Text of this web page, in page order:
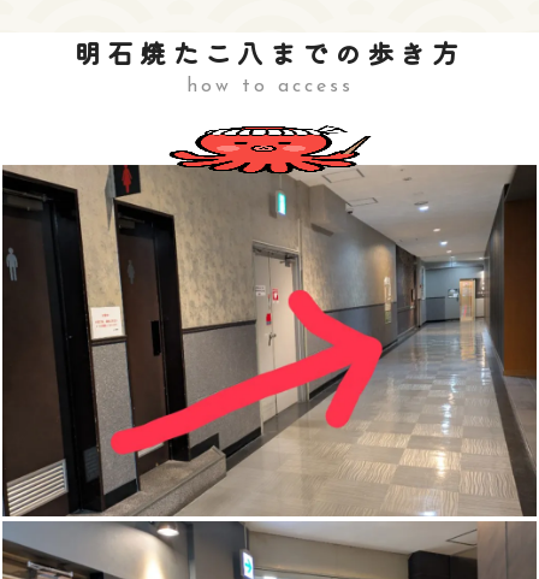
明石焼たこ八までの歩き方
how to access